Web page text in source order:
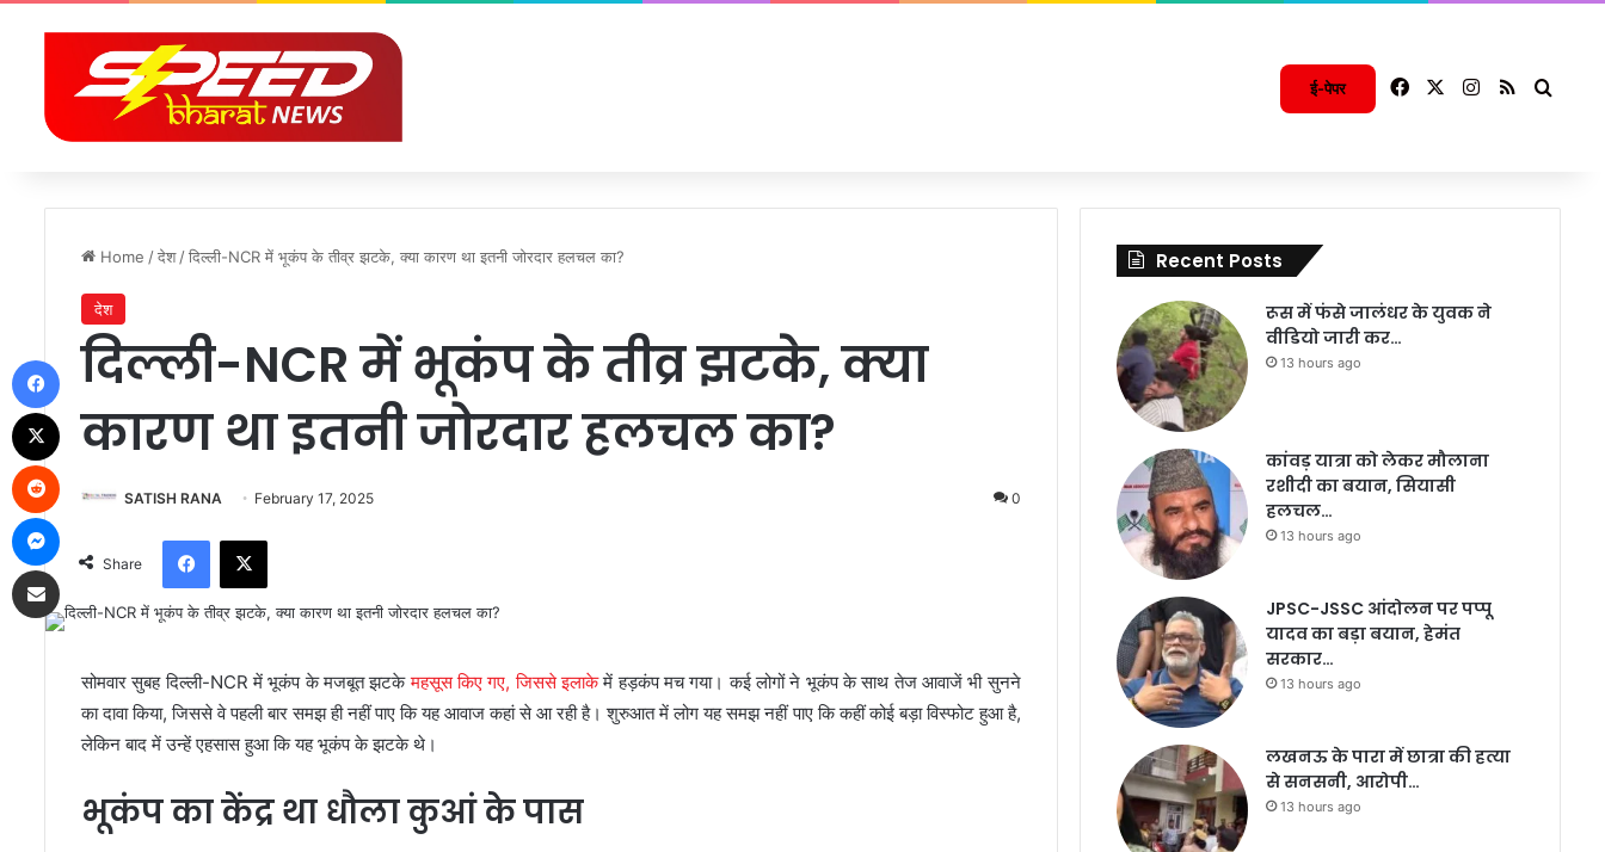
ई-पेपर FacebookInstagram
RSS
Home /देश /दिल्ली-NCR में भूकंप के तीव्र झटके, क्या कारण था इतनी जोरदार हलचल का?
देश
दिल्ली-NCR में भूकंप के तीव्र झटके, क्या
कारण था इतनी जोरदार हलचल का?
SATISH RANA February 17, 2025 0
Share
Facebook
X
सोमवार सुबह दिल्ली-NCR में भूकंप के मजबूत झटकेमहसूस किए गए, जिससे इलाकेमें हड़कंप मच गया। कई लोगों ने भूकंप के साथ तेज आवाजें भी सुनने
का दावा किया, जिससे वे पहली बार समझ ही नहीं पाए कि यह आवाज कहां से आ रही है। शुरुआत में लोग यह समझ नहीं पाए कि कहीं कोई बड़ा विस्फोट हुआ है,
लेकिन बाद में उन्हें एहसास हुआ कि यह भूकंप के झटके थे।
भूकंप का केंद्र था धौला कुआं के पास
Recent Posts
रूस में फंसे जालंधर के युवक ने
वीडियो जारी कर…
13 hours ago
कांवड़ यात्रा को लेकर मौलाना
रशीदी का बयान, सियासी
हलचल…
13 hours ago
JPSC-JSSC आंदोलन पर पप्पू
यादव का बड़ा बयान, हेमंत
सरकार…
13 hours ago
लखनऊ के पारा में छात्रा की हत्या
से सनसनी, आरोपी…
13 hours ago
Facebook
Share via Email